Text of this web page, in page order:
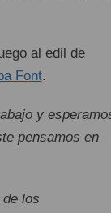
al edil de
Font.
y
pensamos en
los